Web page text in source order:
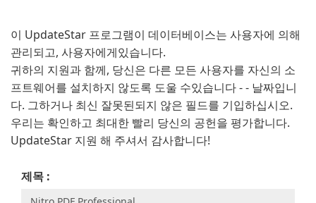
이 UpdateStar 프로그램이 데이터베이스는 사용자에 의해
관리되고, 사용자에게있습니다.
귀하의 지원과 함께, 당신은 다른 모든 사용자를 자신의 소
프트웨어를 설치하지 않도록 도울 수있습니다 - - 날짜입니
다. 그하거나 최신 잘못된되지 않은 필드를 기입하십시오.
우리는 확인하고 최대한 빨리 당신의 공헌을 평가합니다.
UpdateStar 지원 해 주셔서 감사합니다!
제목 :